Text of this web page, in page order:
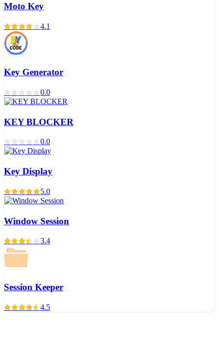
Moto Key
4.1
Key Generator
0.0
KEY BLOCKER
0.0
Key Display
5.0
Window Session
3.4
Session Keeper
4.5